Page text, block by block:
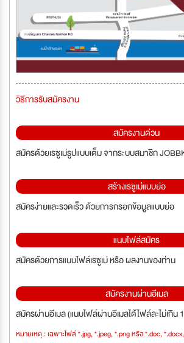
วิธีการรับสมัครงาน
สมัครงานด่วน
สมัครด้วยเรซูเม่รูปแบบเต็ม จากระบบสมาชิก
สร้างเรซูเม่แบบย่อ
สมัครง่ายและรวดเร็ว ด้วยการกรอกข้อมูลแบบย่อ
แนบไฟล์สมัคร
สมัครด้วยการแนบไฟล์เรซูเม่ หรือ ผลงานของท่าน
สมัครงานผ่านอีเมล
สมัครผ่านอีเมล (แนบไฟล์ผ่านอีเมลได้ไฟล์ละไม่เกิน
หมายเหตุ : เฉพาะไฟล์ *.jpg, *.jpeg, *.png หรือ *.doc,